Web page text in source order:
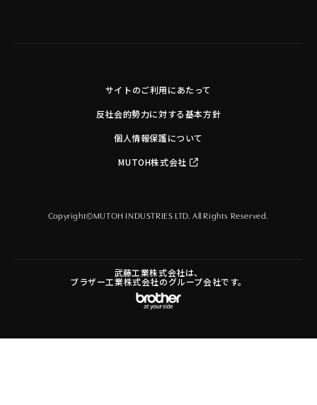
サイトのご利用にあたって
反社会的勢力に対する基本方針
個人情報保護について
MUTOH株式会社
Copyright©MUTOH INDUSTRIES LTD. All Rights Reserved.
武藤工業株式会社は、
ブラザー工業株式会社のグループ会社です。